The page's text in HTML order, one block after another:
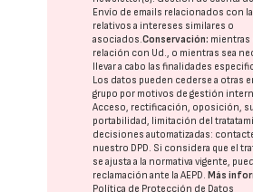
Envío de emails relacionados con
relativos a intereses similares o
asociados.Conservación: mientras
relación con Ud., o mientras sea
llevar a cabo las finalidades
Los datos pueden cederse a otras
grupo por motivos de gestión
Acceso, rectificación, oposición,
portabilidad, limitación del
decisiones automatizadas:
nuestro DPD. Si considera que el
se ajusta a la normativa vigente,
reclamación ante laAEPD. Más
Política de Protección de Datos